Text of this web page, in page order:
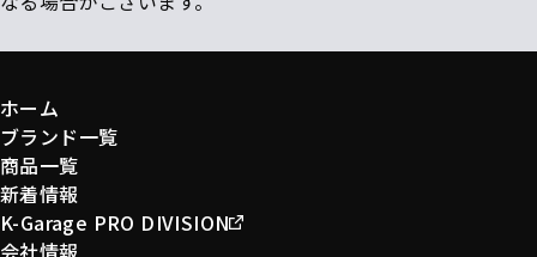
ホーム
ブランド一覧
商品一覧
新着情報
K-Garage PRO DIVISION
会社情報